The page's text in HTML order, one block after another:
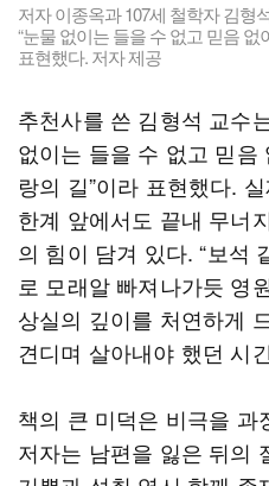
저자 이종옥과 107세 철학자 김형
“눈물 없이는 들을 수 없고 믿음
표현했다. 저자 제공
추천사를 쓴 김형석 교수
없이는 들을 수 없고 믿
랑의 길”이라 표현했다.
한계 앞에서도 끝내 무너
의 힘이 담겨 있다. “보석
로 모래알 빠져나가듯 영
상실의 깊이를 처연하게
견디며 살아내야 했던 시
책의 큰 미덕은 비극을 과
저자는 남편을 잃은 뒤의